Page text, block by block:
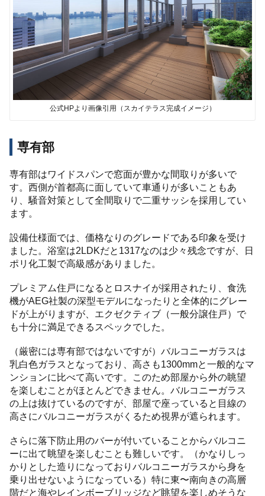
公式HPより画像引用（スカイテラス完成イメージ）
専有部
専有部はワイドスパンで窓面が豊かな間取りが多いで
す。西側が首都高に面していて車通りが多いこともあ
り、騒音対策として全間取りで二重サッシを採用してい
ます。
設備仕様面では、価格なりのグレードである印象を受け
ました。浴室は2LDKだと1317なのは少々残念ですが、日
ポリ化工製で高級感がありました。
プレミアム住戸になるとロスナイが採用されたり、食洗
機がAEG社製の深型モデルになったりと全体的にグレー
ドが上がりますが、エクゼクティブ（一般分譲住戸）で
も十分に満足できるスペックでした。
（厳密には専有部ではないですが）バルコニーガラスは
乳白色ガラスとなっており、高さも1300mmと一般的なマ
ンションに比べて高いです。このため部屋から外の眺望
を楽しむことがほとんどできません。バルコニーガラス
の上は抜けているのですが、部屋で座っていると目線の
高さにバルコニーガラスがくるため視界が遮られます。
さらに落下防止用のバーが付いていることからバルコニ
ーに出て眺望を楽しむことも難しいです。（かなりしっ
かりとした造りになっておりバルコニーガラスから身を
乗り出せないようになっている）特に東〜南向きの高層
階だと海やレインボーブリッジなど眺望を楽しめそうな